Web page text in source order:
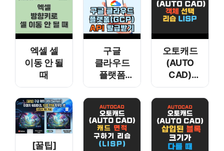
엑셀 셀
이동 안 될
때
구글
클라우드
플랫폼
(GCP)
API
발급받기
오토캐드
(AUTO
CAD)
객체 선택
리습 LISP
[꿀팁]